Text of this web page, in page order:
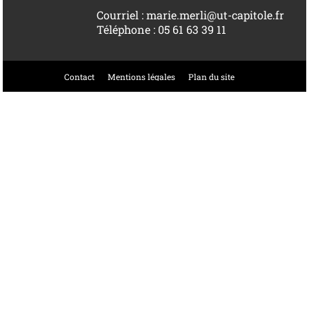
Courriel : marie.merli@ut-capitole.fr
Téléphone : 05 61 63 39 11
Contact Mentions légales Plan du site